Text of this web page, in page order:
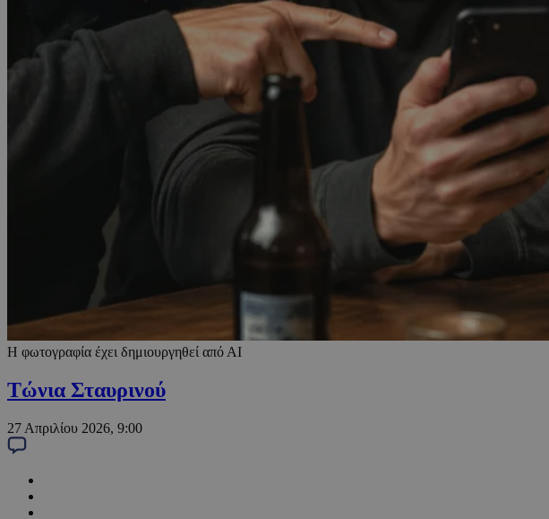
Η φωτογραφία έχει δημιουργηθεί από ΑΙ
Τώνια Σταυρινού
27 Απριλίου 2026, 9:00